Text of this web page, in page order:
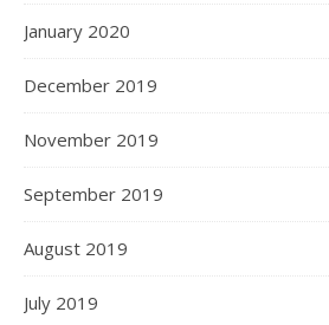
January 2020
December 2019
November 2019
September 2019
August 2019
July 2019